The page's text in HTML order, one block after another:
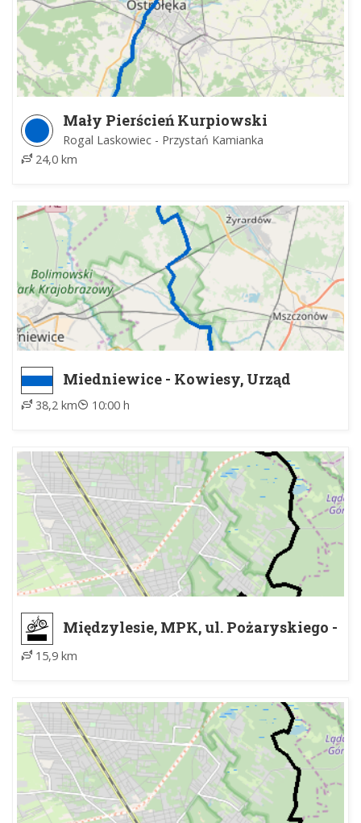
Mały Pierścień Kurpiowski
Rogal Laskowiec - Przystań Kamianka
24,0 km
Miedniewice - Kowiesy, Urząd
38,2 km 10:00 h
Międzylesie, MPK, ul. Pożaryskiego -
15,9 km